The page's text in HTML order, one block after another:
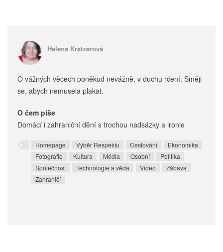
Helena Kratzerová
O vážných věcech poněkud nevážně, v duchu rčení: Směji
se, abych nemusela plakat.
O čem píše
Domácí i zahraniční dění s trochou nadsázky a ironie
Homepage Výběr Respektu Cestování
Ekonomika
Fotografie
Kultura Média Osobní
Politika
Společnost
Technologie a věda Video
Zábava
Zahraničí